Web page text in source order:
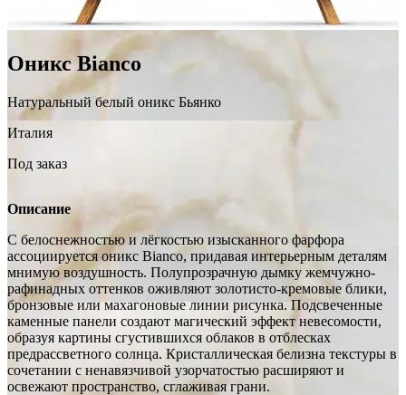
Оникс Bianco
Натуральный белый оникс Бьянко
Италия
Под заказ
Описание
С белоснежностью и лёгкостью изысканного фарфора
ассоциируется оникс Bianco, придавая интерьерным деталям
мнимую воздушность. Полупрозрачную дымку жемчужно-
рафинадных оттенков оживляют золотисто-кремовые блики,
бронзовые или махагоновые линии рисунка. Подсвеченные
каменные панели создают магический эффект невесомости,
образуя картины сгустившихся облаков в отблесках
предрассветного солнца. Кристаллическая белизна текстуры в
сочетании с ненавязчивой узорчатостью расширяют и
освежают пространство, сглаживая грани.